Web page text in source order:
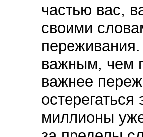
частью вас,
своими
важным, чем
важнее
миллионы